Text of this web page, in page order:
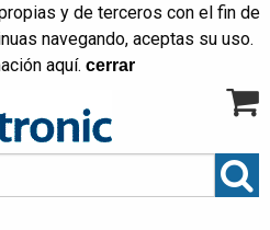
y de terceros con el fin de
navegando, aceptas su uso.
aquí. cerrar